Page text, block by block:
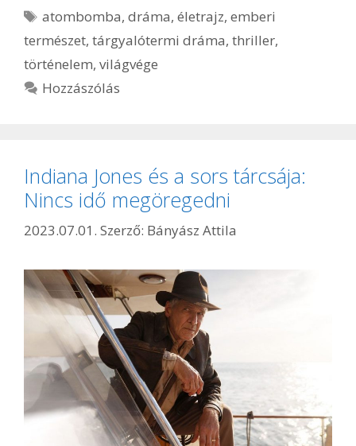
Címkék
atombomba,dráma,életrajz,emberi
természet, tárgyalótermi dráma, thriller,
történelem, világvége
Hozzászólás
Indiana Jones és a sors tárcsája:
Nincs idő megöregedni
2023.07.01. Szerző: Bányász Attila